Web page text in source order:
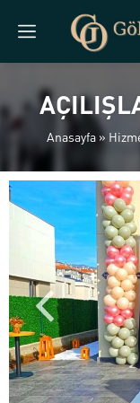
Anasayfa»